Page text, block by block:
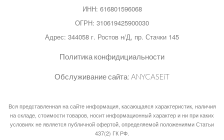
ИНН: 616801596068
ОГРН: 310619425900030
Адрес: 344058 г. Ростов н/Д, пр. Стачки 145
Политика конфидициальности
Обслуживание сайта: ANYCASEiT
Вся представленная на сайте информация, касающаяся характеристик, наличия
на складе, стоимости товаров, носит информационный характер и ни при каких
условиях не является публичной офертой, определяемой положениями Статьи
437(2) ГК РФ.